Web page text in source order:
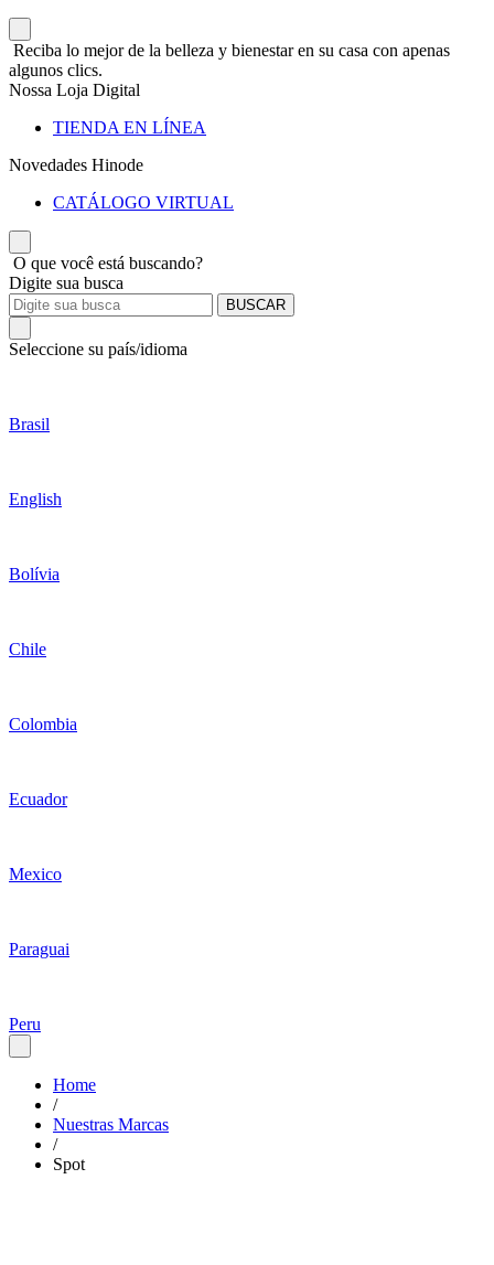
Reciba lo mejor de la belleza y bienestar en su casa con apenas
algunos clics.
Nossa Loja Digital
TIENDA EN LÍNEA
Novedades Hinode
CATÁLOGO VIRTUAL
O que você está buscando?
Digite sua busca
BUSCAR
Seleccione su país/idioma
Brasil
English
Bolívia
Chile
Colombia
Ecuador
Mexico
Paraguai
Peru
Home
/
Nuestras Marcas
/
Spot